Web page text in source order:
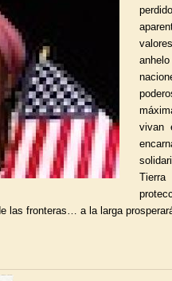
vivan
las fronteras… a la larga